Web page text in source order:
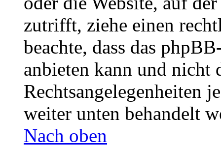
zutrifft, ziehe einen
beachte, dass das
anbieten kann und nicht
Rechtsangelegenheiten
weiter unten behandelt
Nach oben